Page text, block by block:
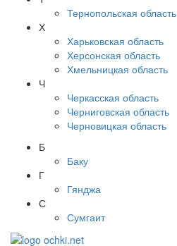
Тернопольская область
Х
Харьковская область
Херсонская область
Хмельницкая область
Ч
Черкасская область
Черниговская область
Черновицкая область
Б
Баку
Г
Гянджа
С
Сумгаит